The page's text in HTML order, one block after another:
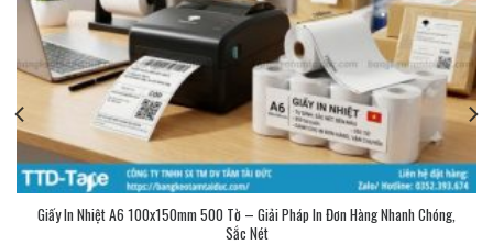
Giấy In Nhiệt A6 100x150mm 500 Tờ – Giải Pháp In Đơn Hàng Nhanh Chóng,
Sắc Nét